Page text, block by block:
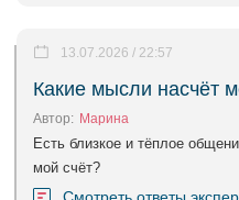
Какие мысли насчёт
13.07.2026 / 22:57
Автор: Марина
Есть близкое и тёплое
мой счёт?